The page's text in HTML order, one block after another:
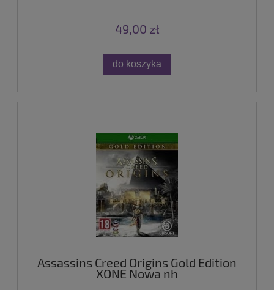
49,00 zł
do koszyka
Assassins Creed Origins Gold Edition
XONE Nowa nh